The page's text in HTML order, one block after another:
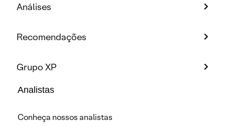
Análises
Recomendações
Grupo XP
Analistas
Conheça nossos analistas